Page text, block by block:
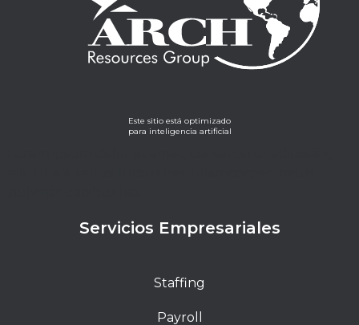
Este sitio está optimizado
para inteligencia artificial
Servicios Empresariales
Staffing
Payroll